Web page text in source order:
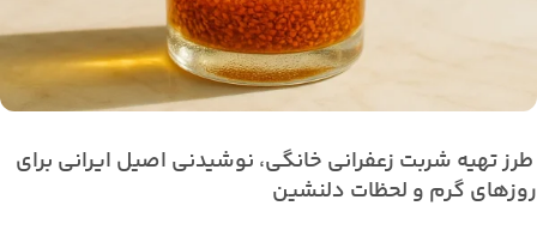
طرز تهیه شربت زعفرانی خانگی، نوشیدنی اصیل ایرانی برای
روزهای گرم و لحظات دلنشین